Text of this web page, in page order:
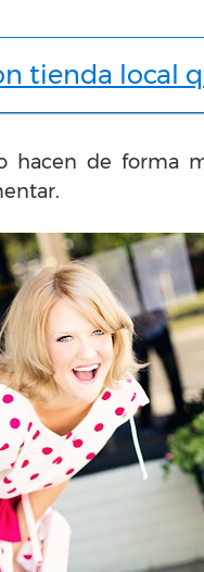
tienda local
hacen de forma